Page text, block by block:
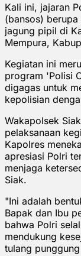
Kali ini, jajaran
(bansos)
jagung pipil di
Mempura,
Kegiatan ini
program 'Polisi
digagas untuk
kepolisian
Wakapolsek
pelaksanaan
Kapolres
apresiasi Polri
menjaga
Siak.
"Ini adalah
Bapak dan Ibu
bahwa Polri
mendukung
tulang